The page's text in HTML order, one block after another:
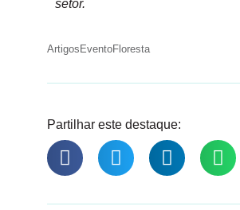
setor.
Artigos EventoFloresta
Partilhar este destaque: